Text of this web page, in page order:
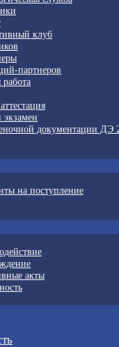
клуб
партнеров
работа
документации ДЭ
на поступление
акты